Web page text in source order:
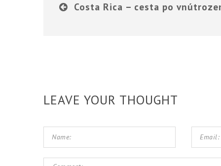
Costa Rica – cesta po
LEAVE YOUR THOUGHT